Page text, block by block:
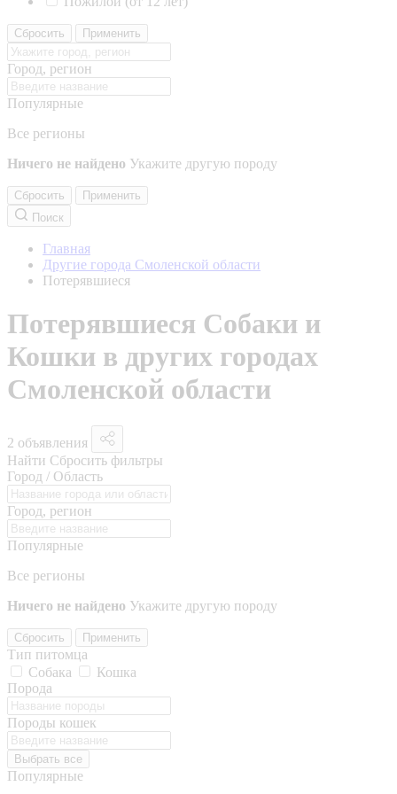
Сбросить Применить
Город, регион
Популярные
Все регионы
Ничего не найдено Укажите другую породу
Сбросить
Применить
Поиск
Главная
Другие города Смоленской области
Потерявшиеся
Потерявшиеся Собаки и
Кошки в других городах
Смоленской области
2 объявления
Найти Сбросить фильтры
Город / Область
Город, регион
Популярные
Все регионы
Ничего не найдено Укажите другую породу
Сбросить Применить
Тип питомца
Собака
Кошка
Порода
Породы кошек
Выбрать все
Популярные